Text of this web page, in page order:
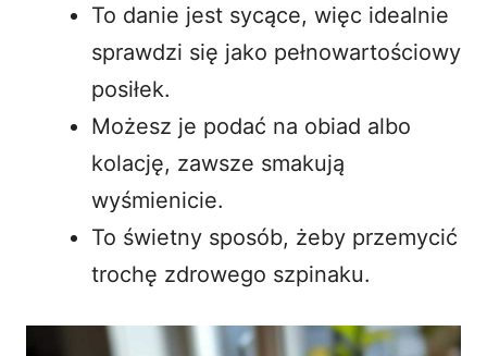
To danie jest sycące, więc idealnie
sprawdzi się jako pełnowartościowy
posiłek.
Możesz je podać na obiad albo
kolację, zawsze smakują
wyśmienicie.
To świetny sposób, żeby przemycić
trochę zdrowego szpinaku.